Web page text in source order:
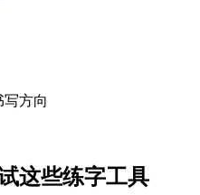
方向
这些练字工具